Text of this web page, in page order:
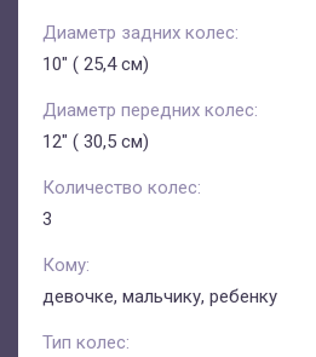
Диаметр задних колес:
10" ( 25,4 см)
Диаметр передних колес:
12" ( 30,5 см)
Количество колес:
3
Кому:
девочке, мальчику, ребенку
Тип колес: